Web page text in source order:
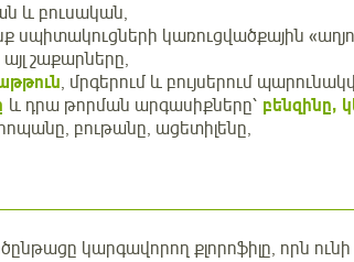
և բուսական,
սպիտակուցների կառուցվածքային
այլ շաքարները,
, մրգերում և բույսերում
և դրա թորման արգասիքները՝ բենզինը,
բութանը, ացետիլենը,
կարգավորող քլորոֆիլը, որն